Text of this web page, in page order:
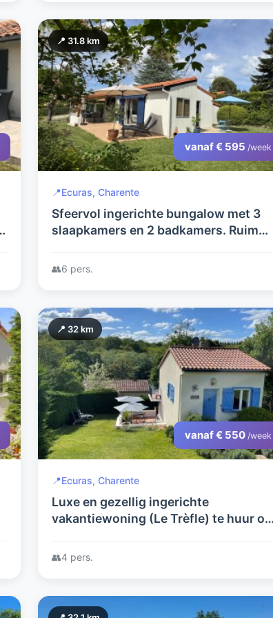
📍 31.8 km
vanaf € 595 /week
📍Ecuras, Charente
Sfeervol ingerichte bungalow met 3
slaapkamers en 2 badkamers. Ruim
rustzoekers.
👥6 pers.
📍 32 km
vanaf € 550 /week
📍Ecuras, Charente
Luxe en gezellig ingerichte
vakantiewoning (Le Trèfle) te huur op
Chat met veranda, zwembad, tennis-
👥4 pers.